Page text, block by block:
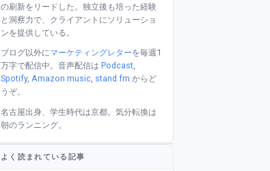
の刷新をリードした。独立後も培った経験
と洞察力で、クライアントにソリューショ
ンを提供している。
ブログ以外にマーケティングレターを毎週1
万字で配信中。音声配信は Podcast,
Spotify, Amazon music, stand.fm からど
うぞ。
名古屋出身、学生時代は京都。気分転換は
朝のランニング。
よく読まれている記事